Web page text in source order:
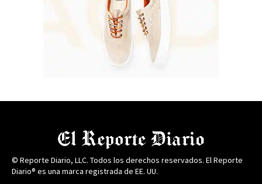
© Reporte Diario, LLC. Todos los derechos reservados. El Reporte
Diario® es una marca registrada de EE. UU.